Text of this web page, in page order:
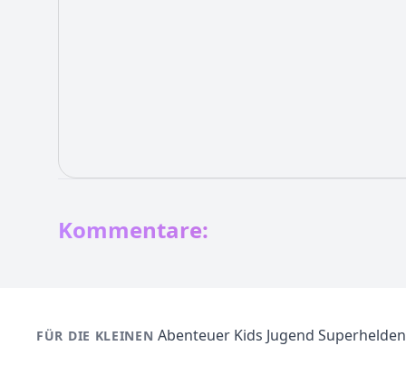
Kommentare:
FÜR DIE KLEINEN Abenteuer Kids Jugend Superhelden